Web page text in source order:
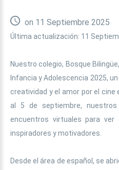
on 11 Septiembre 2025
Última actualización: 11
Nuestro colegio, Bosque
Infancia y Adolescencia 2025,
creatividad y el amor por el
al 5 de septiembre,
encuentros virtuales para ver
inspiradores y motivadores.
Desde el área de español, se